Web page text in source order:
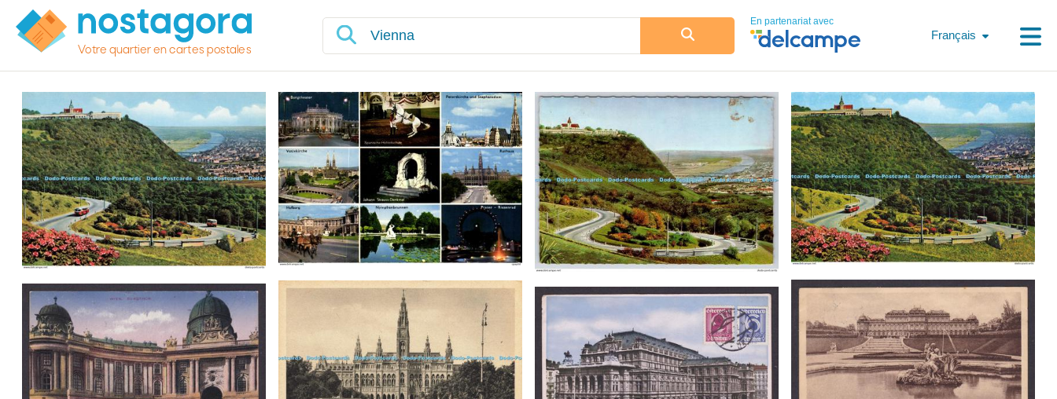
Votre quartier en cartes postales
En partenariat avec
Français